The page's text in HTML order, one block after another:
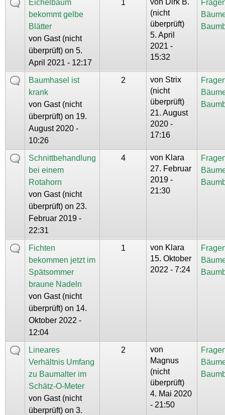
Eichelbaum
bekommt gelbe
Blätter
von Gast (nicht
überprüft) on 5.
April 2021 - 12:17
1
(nicht
überprüft)
5. April
2021 -
15:32
Baumhasel ist
krank
von Gast (nicht
überprüft) on 19.
August 2020 -
10:26
2 von Strix
(nicht
überprüft)
21. August
2020 -
17:16
Schnittbehandlung
bei einem
Rotahorn
von Gast (nicht
überprüft) on 23.
Februar 2019 -
22:31
4 von Klara
27. Februar
2019 -
21:30
Fichten
bekommen jetzt im
Spätsommer
braune Nadeln
von Gast (nicht
überprüft) on 14.
Oktober 2022 -
12:04
1 von Klara
15. Oktober
2022 - 7:24
Lineares
Verhältnis Umfang
zu Baumalter im
Schätz-O-Meter
von Gast (nicht
überprüft) on 3.
2
von
Magnus
(nicht
überprüft)
4. Mai 2020
- 21:50